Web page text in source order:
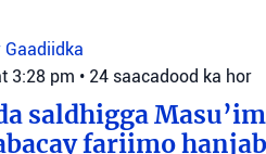
Gaadiidka
3:28 pm • 24 saacadood ka hor
saldhigga
fariimo